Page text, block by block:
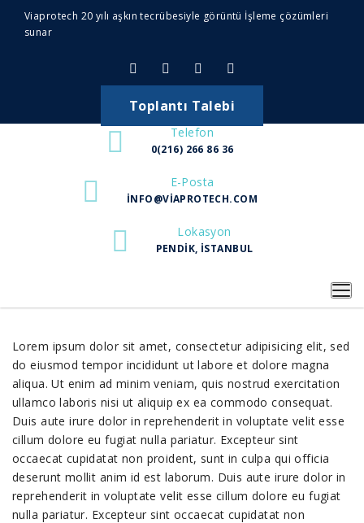
Viaprotech 20 yılı aşkın tecrübesiyle görüntü İşleme çözümleri
sunar
Toplantı Talebi
Telefon
0(216) 266 86 36
E-Posta
INFO@VIAPROTECH.COM
Lokasyon
PENDIK, İSTANBUL
Lorem ipsum dolor sit amet, consectetur adipisicing elit, sed
do eiusmod tempor incididunt ut labore et dolore magna
aliqua. Ut enim ad minim veniam, quis nostrud exercitation
ullamco laboris nisi ut aliquip ex ea commodo consequat.
Duis aute irure dolor in reprehenderit in voluptate velit esse
cillum dolore eu fugiat nulla pariatur. Excepteur sint
occaecat cupidatat non proident, sunt in culpa qui officia
deserunt mollit anim id est laborum. Duis aute irure dolor in
reprehenderit in voluptate velit esse cillum dolore eu fugiat
nulla pariatur. Excepteur sint occaecat cupidatat non